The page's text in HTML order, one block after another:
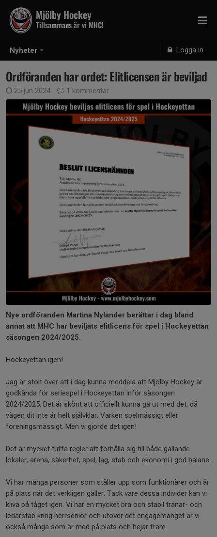
Nyheter Logga in
Mjölby Hockey
Tillsammans är vi MHC!
Ordföranden har ordet: Elitlicensen är beviljad
25 jun 2024 1 kommentar
Nye ordföranden Martina Nylander berättar i dag bland
annat att MHC har beviljats elitlicens för spel i Hockeyettan
säsongen 2024/2025.
Hockeyettan igen!
Jag är stolt över att i dag kunna meddela att Mjölby Hockey är
godkända för seriespel i Hockeyettan inför säsongen
2024/2025. Det är skönt att officiellt kunna gå ut med det, då
vägen dit inte är helt självklar. Varken spelmässigt eller
föreningsmässigt. Men vi gjorde det igen!
Det är mycket tuffa regler att förhålla sig till både gällande
lokaler, arena, säkerhet, spel, lag, stab och ekonomi i god balans.
Vi har många personer som ställer upp som funktionärer och är
på plats när det verkligen gäller. Tack vare dessa individer kan vi
kliva på tåget igen. Vi har en mycket bra och stabil tränar- och
ledarstab kring herrsenior och utöver det engagemanget är vi
också många som är med på plats och hejar fram.